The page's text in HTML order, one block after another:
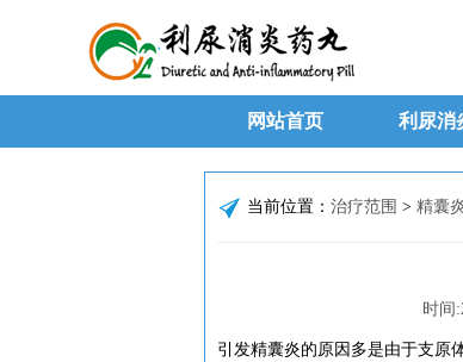
网站首页 利尿消
当前位置： 治疗范围 > 精囊
时间:
引发精囊炎的原因多是由于支原